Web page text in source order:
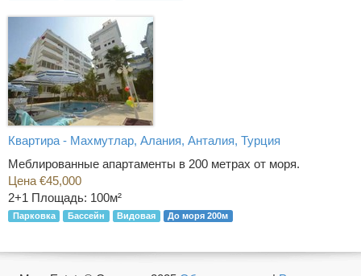
Квартира - Махмутлар, Алания, Анталия, Турция
Меблированные апартаменты в 200 метрах от моря.
Цена €45,000
2+1 Площадь: 100м²
Парковка Бассейн Видовая До моря 200м